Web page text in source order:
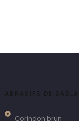
ABRASIFS DE
Corindon brun